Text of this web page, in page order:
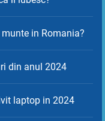
in Romania?
din anul 2024
laptop in 2024